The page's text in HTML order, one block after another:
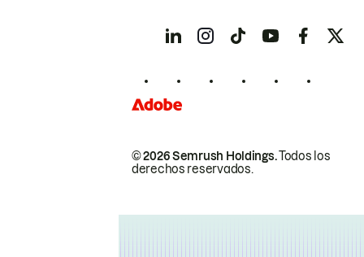
© 2026 Semrush Holdings.Todos los
derechos reservados.